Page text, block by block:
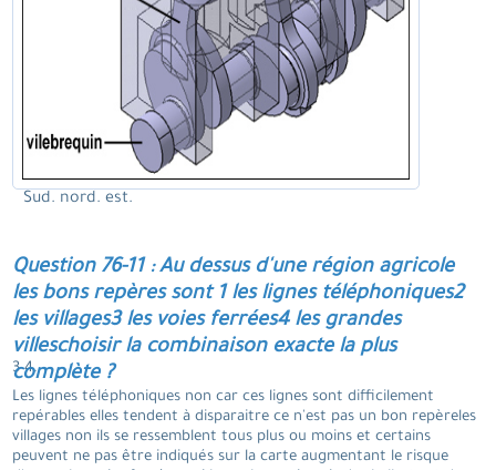
Sud. nord. est.
Question 76-11 : Au dessus d'une région agricole
les bons repères sont 1 les lignes téléphoniques2
les villages3 les voies ferrées4 les grandes
villeschoisir la combinaison exacte la plus
complète ?
3 4.
Les lignes téléphoniques non car ces lignes sont difficilement
repérables elles tendent à disparaitre ce n'est pas un bon repèreles
villages non ils se ressemblent tous plus ou moins et certains
peuvent ne pas être indiqués sur la carte augmentant le risque